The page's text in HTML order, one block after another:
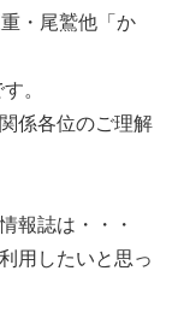
・尾鷲他「か
。
係各位のご理解
報誌は・・・
用したいと思っ